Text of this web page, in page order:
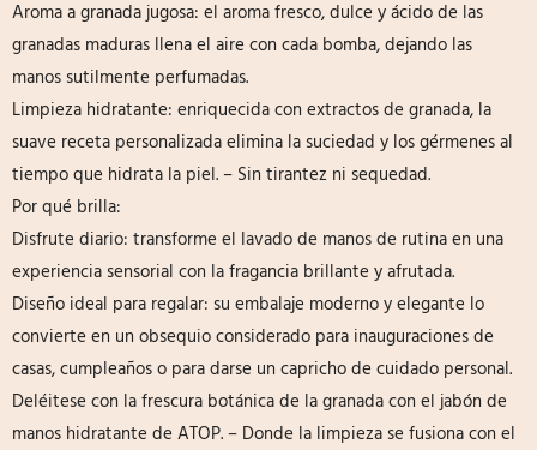
Aroma a granada jugosa: el aroma fresco, dulce y ácido de las
granadas maduras llena el aire con cada bomba, dejando las
manos sutilmente perfumadas.
Limpieza hidratante: enriquecida con extractos de granada, la
suave receta personalizada elimina la suciedad y los gérmenes al
tiempo que hidrata la piel. – Sin tirantez ni sequedad.
Por qué brilla:
Disfrute diario: transforme el lavado de manos de rutina en una
experiencia sensorial con la fragancia brillante y afrutada.
Diseño ideal para regalar: su embalaje moderno y elegante lo
convierte en un obsequio considerado para inauguraciones de
casas, cumpleaños o para darse un capricho de cuidado personal.
Deléitese con la frescura botánica de la granada con el jabón de
manos hidratante de ATOP. – Donde la limpieza se fusiona con el